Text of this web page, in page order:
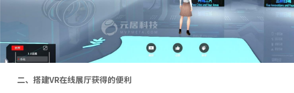
二、搭建VR在线展厅获得的便利